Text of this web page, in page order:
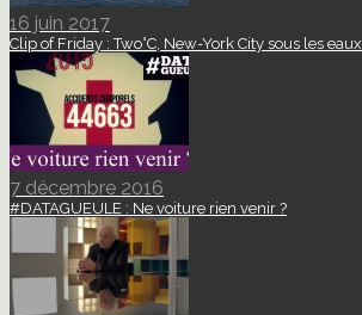
16 juin 2017
Clip of Friday : Two°C, New-York City sous les eaux.
7 décembre 2016
#DATAGUEULE : Ne voiture rien venir ?